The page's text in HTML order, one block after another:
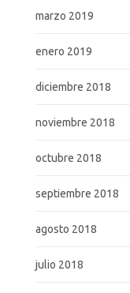
marzo 2019
enero 2019
diciembre 2018
noviembre 2018
octubre 2018
septiembre 2018
agosto 2018
julio 2018